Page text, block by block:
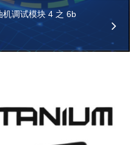
机调试模块 4 之 6b